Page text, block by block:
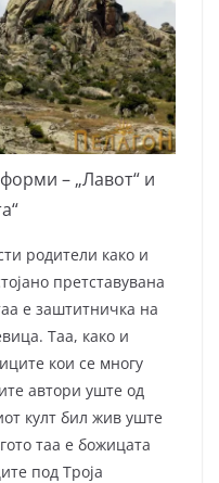
– „Лавот“ и
родители како и
претставувана
е заштитничка на
Таа, како и
кои се многу
автори уште од
култ бил жив уште
таа е божицата
под Троја